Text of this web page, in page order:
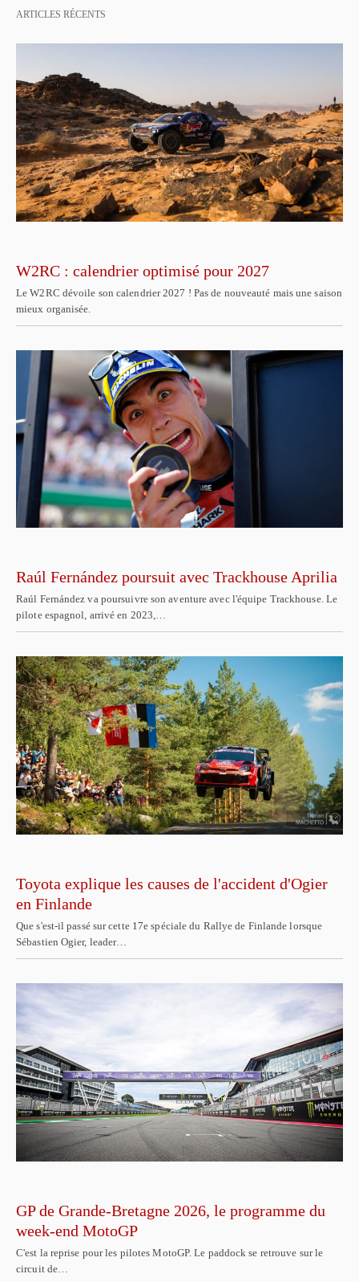
ARTICLES RÉCENTS
W2RC : calendrier optimisé pour 2027
Le W2RC dévoile son calendrier 2027 ! Pas de nouveauté mais une saison
mieux organisée.
Raúl Fernández poursuit avec Trackhouse Aprilia
Raúl Fernández va poursuivre son aventure avec l'équipe Trackhouse. Le
pilote espagnol, arrivé en 2023,…
Toyota explique les causes de l'accident d'Ogier
en Finlande
Que s'est-il passé sur cette 17e spéciale du Rallye de Finlande lorsque
Sébastien Ogier, leader…
GP de Grande-Bretagne 2026, le programme du
week-end MotoGP
C'est la reprise pour les pilotes MotoGP. Le paddock se retrouve sur le
circuit de…